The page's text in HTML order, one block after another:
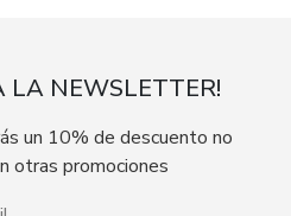
LA NEWSLETTER!
un 10% de descuento no
otras promociones